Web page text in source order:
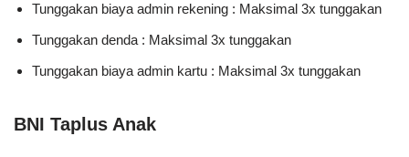
Tunggakan biaya admin rekening : Maksimal 3x tunggakan
Tunggakan denda : Maksimal 3x tunggakan
Tunggakan biaya admin kartu : Maksimal 3x tunggakan
BNI Taplus Anak